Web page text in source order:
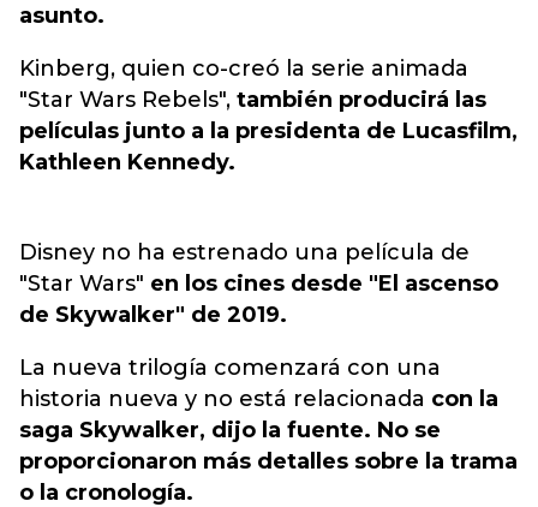
asunto.
Kinberg, quien co-creó la serie animada
"Star Wars Rebels", también producirá las
películas junto a la presidenta de Lucasfilm,
Kathleen Kennedy.
Disney no ha estrenado una película de
"Star Wars" en los cines desde "El ascenso
de Skywalker" de 2019.
La nueva trilogía comenzará con una
historia nueva y no está relacionada con la
saga Skywalker, dijo la fuente. No se
proporcionaron más detalles sobre la trama
o la cronología.